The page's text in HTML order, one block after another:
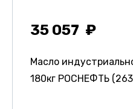
35 057
Масло
180кг РОСНЕФТЬ